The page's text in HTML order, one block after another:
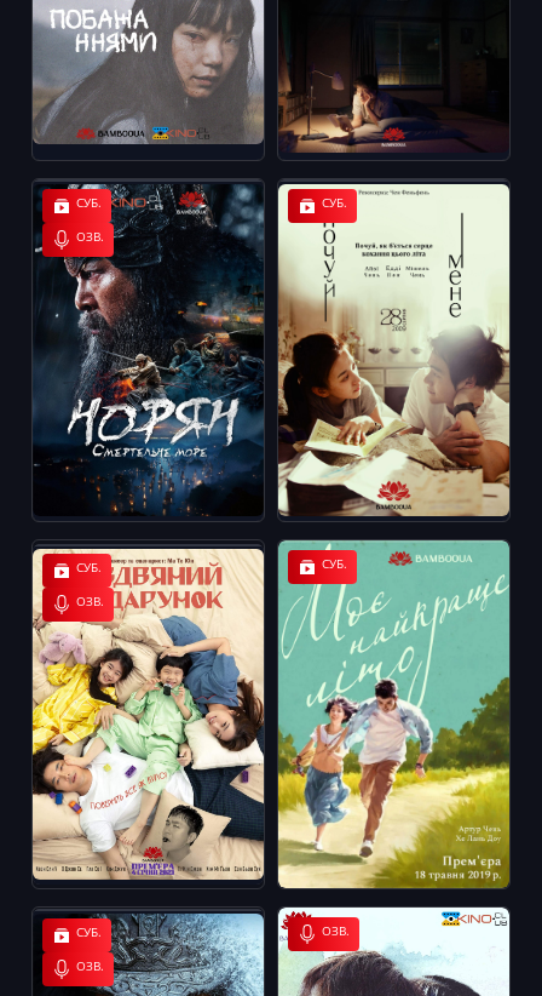
СУБ.
ОЗВ.
СУБ.
СУБ.
ОЗВ.
СУБ.
СУБ.
ОЗВ.
ОЗВ.